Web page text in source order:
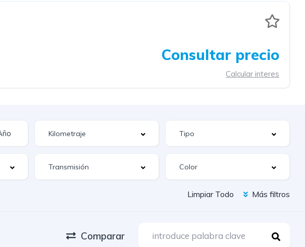
Consultar precio
Calcular interes
Limpiar Todo Más filtros
Comparar